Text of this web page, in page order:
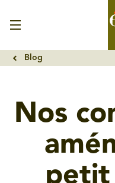
Blog
Nos
petit